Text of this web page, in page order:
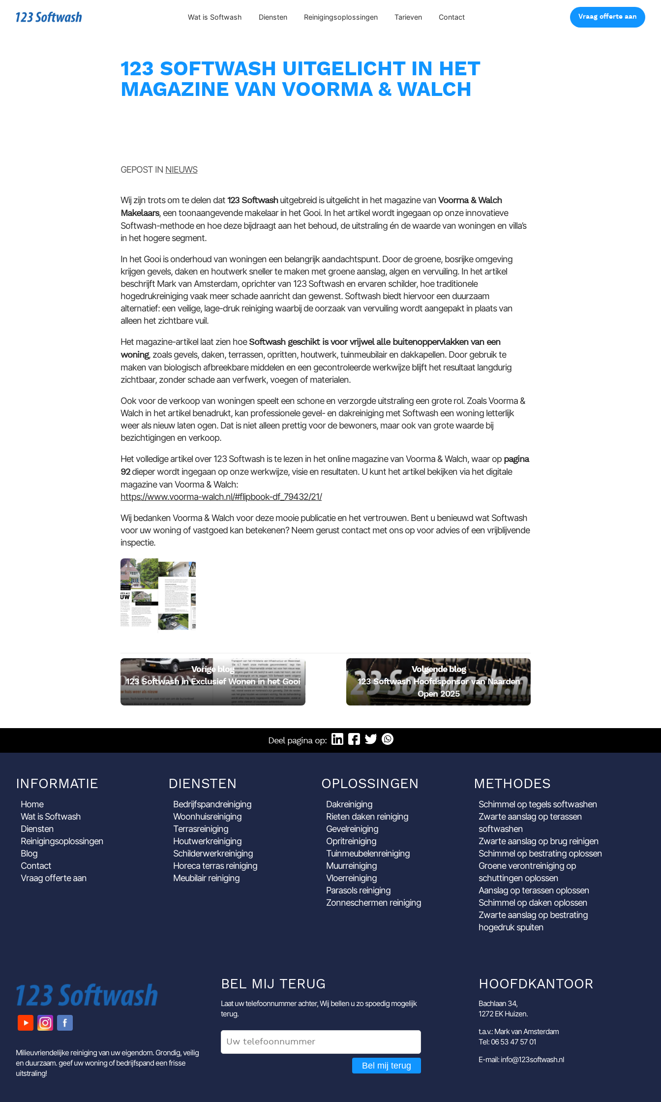
Wat is Softwash Diensten Reinigingsoplossingen Tarieven Contact Vraag offerte aan
123 SOFTWASH UITGELICHT IN HET
MAGAZINE VAN VOORMA & WALCH
GEPOST IN NIEUWS
Wij zijn trots om te delen dat123 Softwashuitgebreid is uitgelicht in het magazine vanVoorma & Walch
Makelaars, een toonaangevende makelaar in het Gooi. In het artikel wordt ingegaan op onze innovatieve
Softwash-methode en hoe deze bijdraagt aan het behoud, de uitstraling én de waarde van woningen en villa’s
in het hogere segment.
In het Gooi is onderhoud van woningen een belangrijk aandachtspunt. Door de groene, bosrijke omgeving
krijgen gevels, daken en houtwerk sneller te maken met groene aanslag, algen en vervuiling. In het artikel
beschrijft Mark van Amsterdam, oprichter van 123 Softwash en ervaren schilder, hoe traditionele
hogedrukreiniging vaak meer schade aanricht dan gewenst. Softwash biedt hiervoor een duurzaam
alternatief: een veilige, lage-druk reiniging waarbij de oorzaak van vervuiling wordt aangepakt in plaats van
alleen het zichtbare vuil.
Het magazine-artikel laat zien hoeSoftwash geschikt is voor vrijwel alle buitenoppervlakken van een
woning, zoals gevels, daken, terrassen, opritten, houtwerk, tuinmeubilair en dakkapellen. Door gebruik te
maken van biologisch afbreekbare middelen en een gecontroleerde werkwijze blijft het resultaat langdurig
zichtbaar, zonder schade aan verfwerk, voegen of materialen.
Ook voor de verkoop van woningen speelt een schone en verzorgde uitstraling een grote rol. Zoals Voorma &
Walch in het artikel benadrukt, kan professionele gevel- en dakreiniging met Softwash een woning letterlijk
weer als nieuw laten ogen. Dat is niet alleen prettig voor de bewoners, maar ook van grote waarde bij
bezichtigingen en verkoop.
Het volledige artikel over 123 Softwash is te lezen in het online magazine van Voorma & Walch, waar op pagina
92dieper wordt ingegaan op onze werkwijze, visie en resultaten. U kunt het artikel bekijken via het digitale
magazine van Voorma & Walch:
https://www.voorma-walch.nl/#flipbook-df_79432/21/
Wij bedanken Voorma & Walch voor deze mooie publicatie en het vertrouwen. Bent u benieuwd wat Softwash
voor uw woning of vastgoed kan betekenen? Neem gerust contact met ons op voor advies of een vrijblijvende
inspectie.
Vorige blog
123 Softwash in Exclusief Wonen in het Gooi
Volgende blog
123 Softwash Hoofdsponsor van Naarden
Open 2025
Deel pagina op:
INFORMATIE
Home
Wat is Softwash
Diensten
Reinigingsoplossingen
Blog
Contact
Vraag offerte aan
DIENSTEN
Bedrijfspandreiniging
Woonhuisreiniging
Terrasreiniging
Houtwerkreiniging
Schilderwerkreiniging
Horeca terras reiniging
Meubilair reiniging
OPLOSSINGEN
Dakreiniging
Rieten daken reiniging
Gevelreiniging
Opritreiniging
Tuinmeubelenreiniging
Muurreiniging
Vloerreiniging
Parasols reiniging
Zonneschermen reiniging
METHODES
Schimmel op tegels softwashen
Zwarte aanslag op terassen
softwashen
Zwarte aanslag op brug reinigen
Schimmel op bestrating oplossen
Groene verontreiniging op
schuttingen oplossen
Aanslag op terassen oplossen
Schimmel op daken oplossen
Zwarte aanslag op bestrating
hogedruk spuiten
Milieuvriendelijke reiniging van uw eigendom. Grondig, veilig
en duurzaam. geef uw woning of bedrijfspand een frisse
uitstraling!
BEL MIJ TERUG
Laat uw telefoonnummer achter, Wij bellen u zo spoedig mogelijk
terug.
Bel mij terug
HOOFDKANTOOR
Bachlaan 34,
1272 EK Huizen.
t.a.v.: Mark van Amsterdam
Tel: 06 53 47 57 01
E-mail: info@123softwash.nl